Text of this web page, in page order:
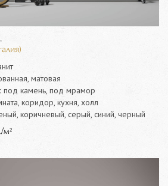
матовая
под камень, под мрамор
коридор, кухня, холл
коричневый, серый, синий, черный
м²